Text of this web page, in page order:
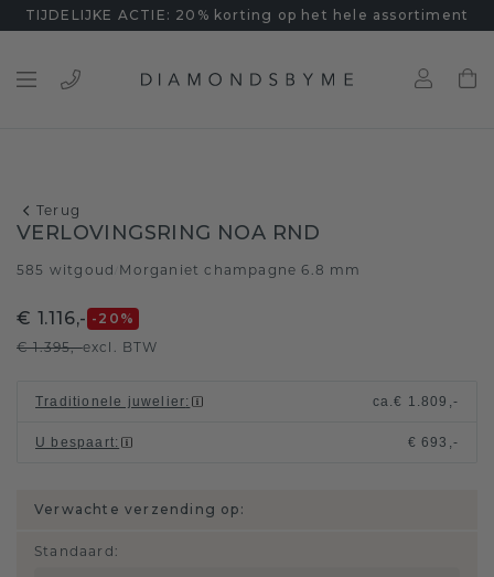
TIJDELIJKE ACTIE: 20% korting op het hele assortiment
Terug
VERLOVINGSRING NOA RND
585 witgoud Morganiet champagne 6.8 mm
€ 1.116,- -20 %
€ 1.395,-excl. BTW
Traditionele juwelier: ca.€ 1.809,-
U bespaart: € 693,-
Verwachte verzending op:
Standaard :